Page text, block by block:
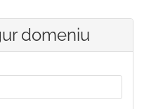
domeniu